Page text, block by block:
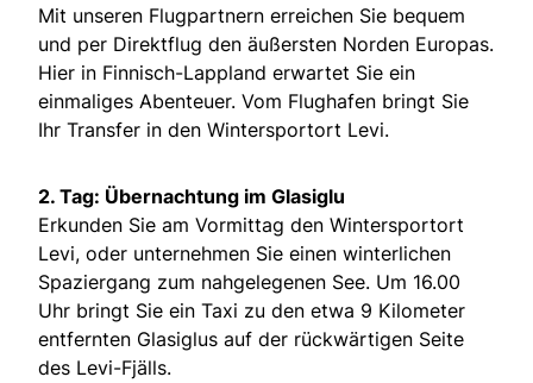
Mit unseren Flugpartnern erreichen Sie bequem
und per Direktflug den äußersten Norden Europas.
Hier in Finnisch-Lappland erwartet Sie ein
einmaliges Abenteuer. Vom Flughafen bringt Sie
Ihr Transfer in den Wintersportort Levi.
2. Tag: Übernachtung im Glasiglu
Erkunden Sie am Vormittag den Wintersportort
Levi, oder unternehmen Sie einen winterlichen
Spaziergang zum nahgelegenen See. Um 16.00
Uhr bringt Sie ein Taxi zu den etwa 9 Kilometer
entfernten Glasiglus auf der rückwärtigen Seite
des Levi-Fjälls.